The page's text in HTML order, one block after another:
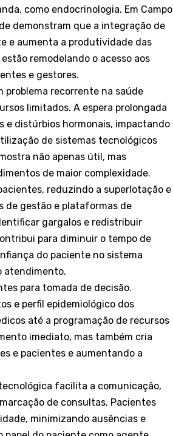
como endocrinologia. Em Campo
demonstram que a integração de
e aumenta a produtividade das
remodelando o acesso aos
e gestores.
problema recorrente na saúde
limitados. A espera prolongada
e distúrbios hormonais, impactando
de sistemas tecnológicos
não apenas útil, mas
de maior complexidade.
reduzindo a superlotação e
de gestão e plataformas de
gargalos e redistribuir
para diminuir o tempo de
do paciente no sistema
atendimento.
para tomada de decisão.
e perfil epidemiológico dos
até a programação de recursos
imediato, mas também cria
e pacientes e aumentando a
facilita a comunicação,
de consultas. Pacientes
minimizando ausências e